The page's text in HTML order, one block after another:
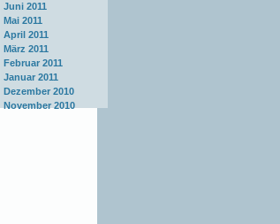
Juni 2011
Mai 2011
April 2011
März 2011
Februar 2011
Januar 2011
Dezember 2010
November 2010